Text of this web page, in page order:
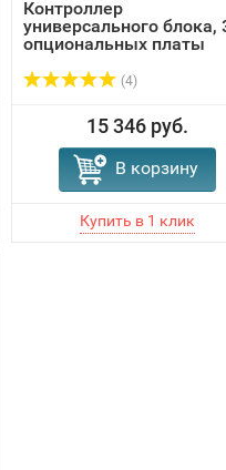
Контроллер
универсального блока,
опциональных платы
(4)
15 346 руб.
В корзину